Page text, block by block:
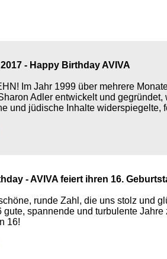
- Happy Birthday AVIVA
Im Jahr 1999 über mehrere
Adler entwickelt und
und jüdische Inhalte widerspiegelte,
- AVIVA feiert ihren 16.
runde Zahl, die uns stolz und
gute, spannende und turbulente
16!